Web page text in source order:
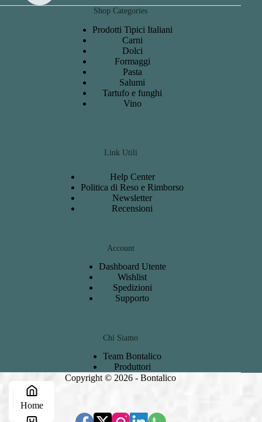
Shop Categories
Prodotti Tipici Italiani
Carni
Dolci
Formaggi
Pasta
Salumi
Tartufo e funghi
Vino
Link Utili
Help Center
Politica di Reso e Rimborso
Newsletter
Recensioni
Account
Dashboard Utente
Wishlist
Spedizioni
Supporto
Chi Siamo
Team Bontalico
Produttori
Copyright © 2026 - Bontalico
Home